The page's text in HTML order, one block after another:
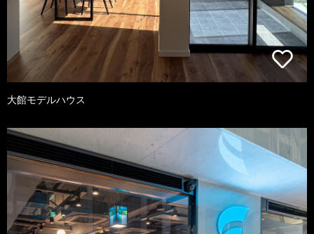
大館モデルハウス